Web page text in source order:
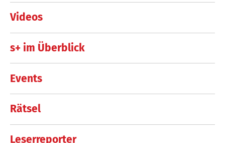
Videos
s+ im Überblick
Events
Rätsel
Leserreporter